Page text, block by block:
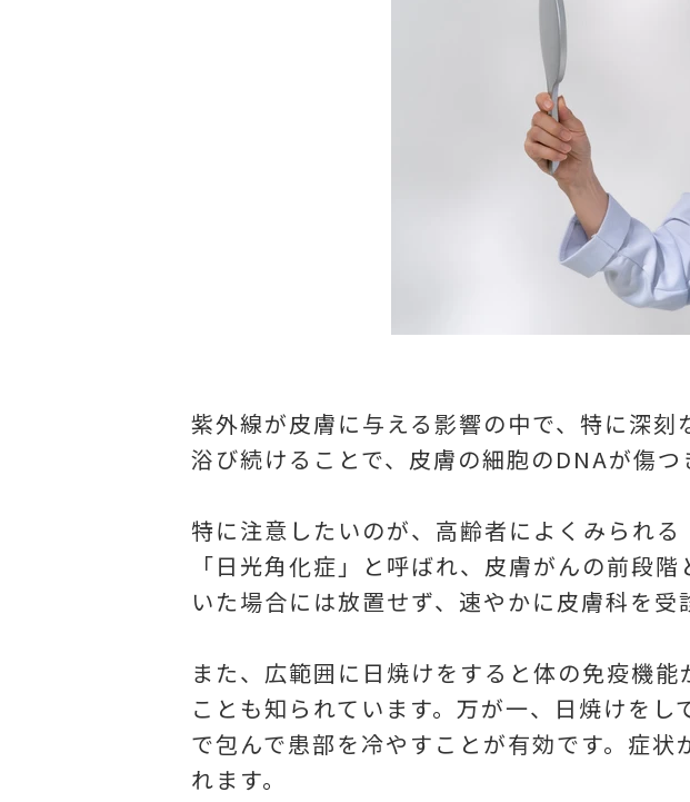
紫外線が皮膚に与える影響の中で、特に深
浴び続けることで、皮膚の細胞のDNAが傷
特に注意したいのが、高齢者によくみられ
「日光角化症」と呼ばれ、皮膚がんの前段
いた場合には放置せず、速やかに皮膚科を受
また、広範囲に日焼けをすると体の免疫機
ことも知られています。万が一、日焼けを
で包んで患部を冷やすことが有効です。症
れます。